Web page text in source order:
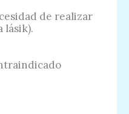
de realizar
lásik).